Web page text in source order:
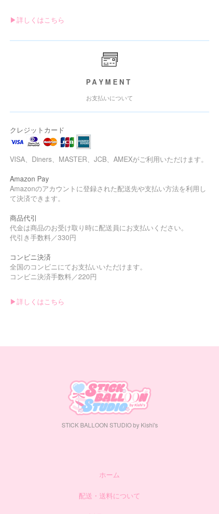
▶︎詳しくはこちら
PAYMENT
お支払いについて
クレジットカード
VISA、Diners、MASTER、JCB、AMEXがご利用いただけます。
Amazon Pay
Amazonのアカウントに登録された配送先や支払い方法を利用し
て決済できます。
商品代引
代金は商品のお受け取り時に配送員にお支払いください。
代引き手数料／330円
コンビニ決済
全国のコンビニにてお支払いいただけます。
コンビニ決済手数料／220円
▶︎詳しくはこちら
STICK BALLOON STUDIO by Kishi's
ホーム
配送・送料について